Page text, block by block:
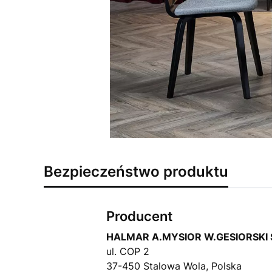
Bezpieczeństwo produktu
Producent
HALMAR A.MYSIOR W.GESIORSKI
ul. COP 2
37-450 Stalowa Wola, Polska